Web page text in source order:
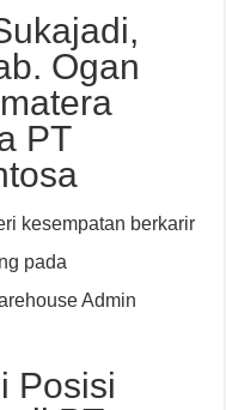
Ogan
PT
kesempatan berkarir
pada
Admin
Posisi